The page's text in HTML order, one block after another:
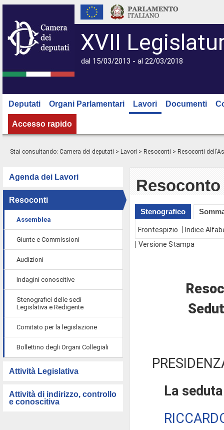
XVII
dal 15/03/2013 - al 22/03/2018
Deputati Organi Parlamentari Lavori Documenti
Accesso rapido
Stai consultando: Camera dei deputati > Lavori > Resoconti > Resoconti
Agenda dei Lavori
Resoconti
Assemblea
Giunte e Commissioni
Audizioni
Indagini conoscitive
Stenografici delle sedi
Legislativa e Redigente
Comitato per la legislazione
Bollettino degli Organi Collegiali
Attività Legislativa
Attività di indirizzo, controllo
e conoscitiva
Stenografico
Frontespizio
Indice
Versione Stampa
La